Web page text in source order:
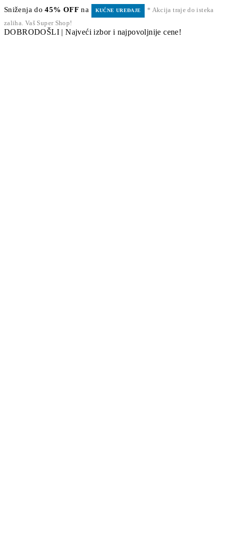
Sniženja do45% OFF na KUĆNE UREĐAJE
* Akcija traje do isteka
zaliha. Vaš Super Shop!
DOBRODOŠLI | Najveći izbor i najpovoljnije cene!